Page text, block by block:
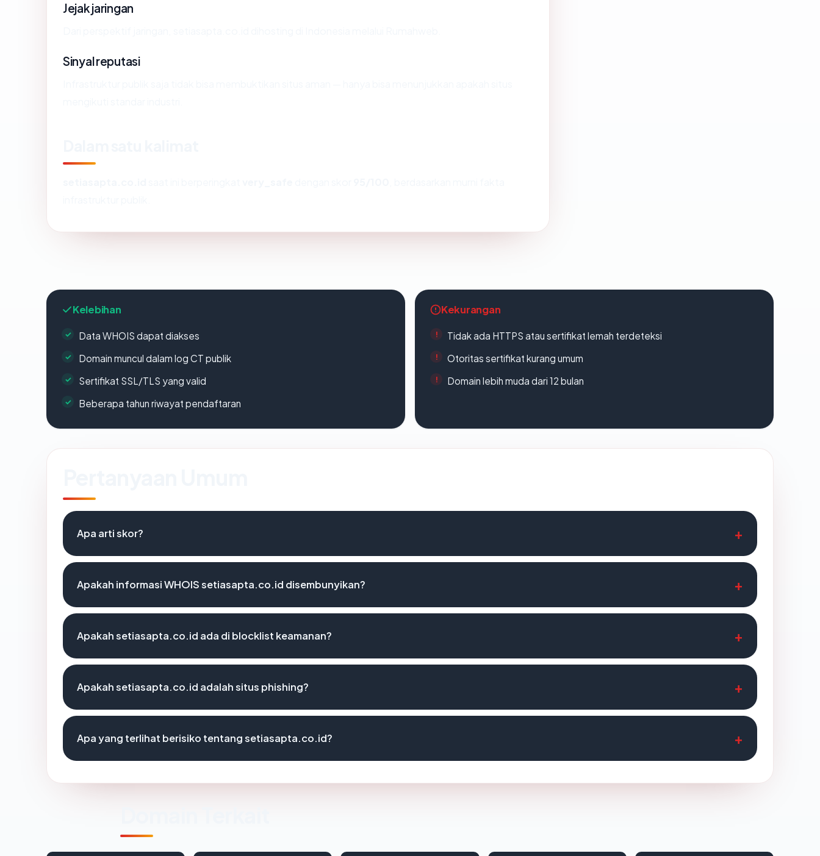
Jejak jaringan
Sinyal reputasi
Kelebihan
Data WHOIS dapat diakses
Domain muncul dalam log CT publik
Sertifikat SSL/TLS yang valid
Beberapa tahun riwayat pendaftaran
Kekurangan
Tidak ada HTTPS atau sertifikat lemah terdeteksi
Otoritas sertifikat kurang umum
Domain lebih muda dari 12 bulan
Apa arti skor?
Apakah informasi WHOIS setiasapta.co.id disembunyikan?
Apakah setiasapta.co.id ada di blocklist keamanan?
Apakah setiasapta.co.id adalah situs phishing?
Apa yang terlihat berisiko tentang setiasapta.co.id?